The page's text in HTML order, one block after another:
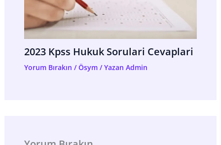
2023 Kpss Hukuk Sorulari Cevaplari
Yorum Bırakın /Ösym/ Yazan Admin